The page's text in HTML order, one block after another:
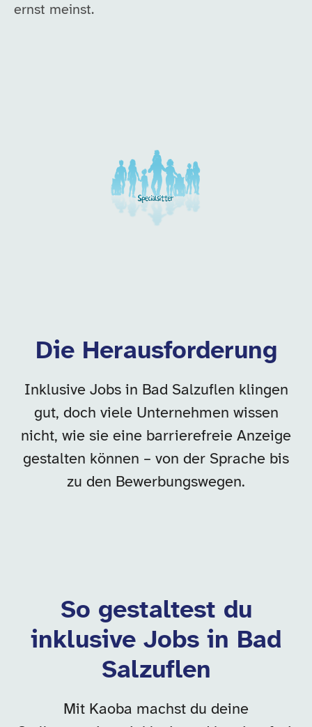
ernst meinst.
Unsere Arbeitgeber in
Die Herausforderung
Inklusive Jobs in Bad Salzuflen klingen
gut, doch viele Unternehmen wissen
nicht, wie sie eine barrierefreie Anzeige
gestalten können – von der Sprache bis
zu den Bewerbungswegen.
So gestaltest du
inklusive Jobs in Bad
Salzuflen
Mit Kaoba machst du deine